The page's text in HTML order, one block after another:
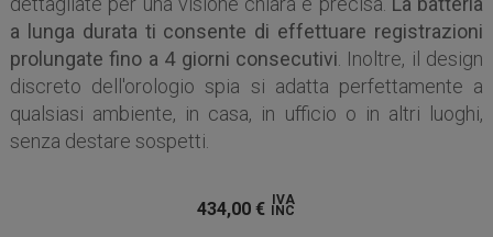
a lunga durata ti consente di effettuare registrazioni
prolungate fino a 4 giorni consecutivi . Inoltre, il design
discreto dell'orologio spia si adatta perfettamente a
qualsiasi ambiente, in casa, in ufficio o in altri luoghi,
senza destare sospetti.
434,00 € IVA
INC